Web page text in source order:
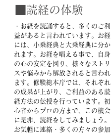
■読経の体験
・お経を読誦すると、多くのご利
益があると言われています。お経
には、小乗経典と大乗経典に分か
れます。お経を唱える事で、自身
の心の安定を図り、様々なストリ
スや悩みから解放されると言われ
ます。修験総本庁では、それぞれ
の成果が上がり、ご利益のある読
経方法の伝授を行っています。初
心者からプロの方まで、この機会
に是非、読経をしてみましょう。
お気軽に連絡・多くの方々の参加